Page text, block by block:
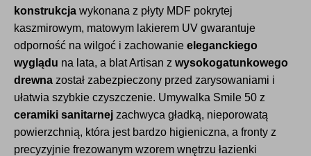
konstrukcja wykonana z płyty MDF pokrytej
kaszmirowym, matowym lakierem UV gwarantuje
odporność na wilgoć i zachowanie eleganckiego
wyglądu na lata, a blat Artisan z wysokogatunkowego
drewna został zabezpieczony przed zarysowaniami i
ułatwia szybkie czyszczenie. Umywalka Smile 50 z
ceramiki sanitarnej zachwyca gładką, nieporowatą
powierzchnią, która jest bardzo higieniczna, a fronty z
precyzyjnie frezowanym wzorem wnętrzu łazienki